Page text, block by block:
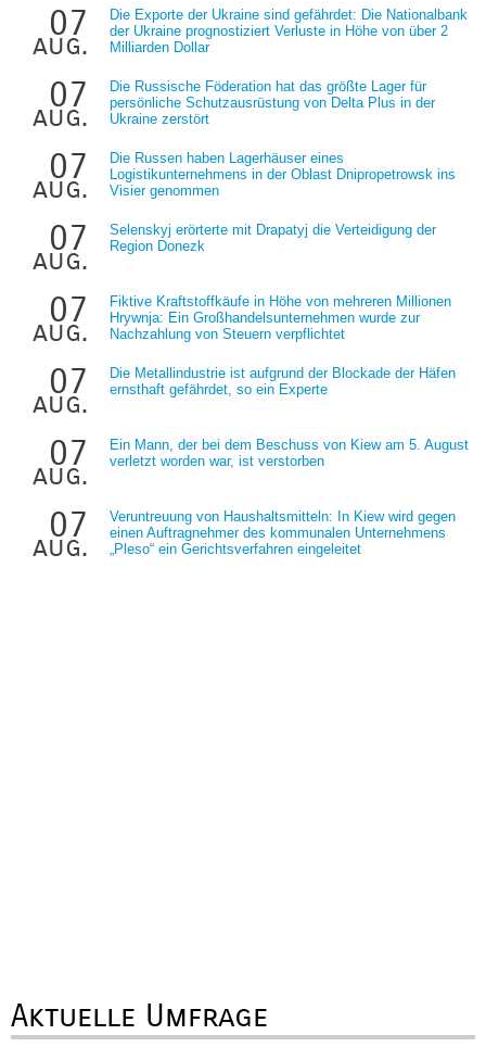
07
aug.
Die Exporte der Ukraine sind gefährdet: Die Nationalbank
der Ukraine prognostiziert Verluste in Höhe von über 2
Milliarden Dollar
07
aug.
Die Russische Föderation hat das größte Lager für
persönliche Schutzausrüstung von Delta Plus in der
Ukraine zerstört
07
aug.
Die Russen haben Lagerhäuser eines
Logistikunternehmens in der Oblast Dnipropetrowsk ins
Visier genommen
07
aug.
Selenskyj erörterte mit Drapatyj die Verteidigung der
Region Donezk
07
aug.
Fiktive Kraftstoffkäufe in Höhe von mehreren Millionen
Hrywnja: Ein Großhandelsunternehmen wurde zur
Nachzahlung von Steuern verpflichtet
07
aug.
Die Metallindustrie ist aufgrund der Blockade der Häfen
ernsthaft gefährdet, so ein Experte
07
aug.
Ein Mann, der bei dem Beschuss von Kiew am 5. August
verletzt worden war, ist verstorben
07
aug.
Veruntreuung von Haushaltsmitteln: In Kiew wird gegen
einen Auftragnehmer des kommunalen Unternehmens
„Pleso“ ein Gerichtsverfahren eingeleitet
Aktuelle Umfrage